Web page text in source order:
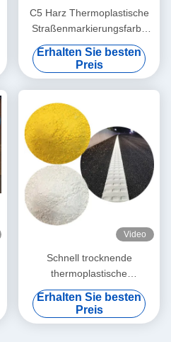
C5 Harz Thermoplastische
Straßenmarkierungsfarbe
mit 180~220℃
Anwendungstemperatur und
schneller Trocknung (3
Minuten) für langlebige
Fahrbahnmarkierungen
Erhalten Sie besten
Preis
Video
Schnell trocknende
thermoplastische
Straßenmarkierungsfarbe
mit hoher Reflektivität und
benutzerdefinierten Farben
Erhalten Sie besten
Preis